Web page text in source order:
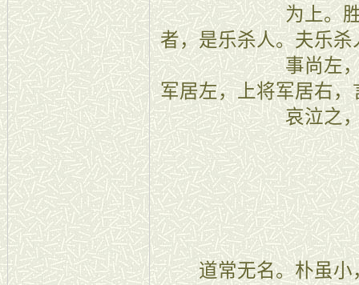
为上。
者，是乐杀人。夫乐
事尚左
军居左，上将军居右
哀泣之
三十二
道常无名。朴虽小，